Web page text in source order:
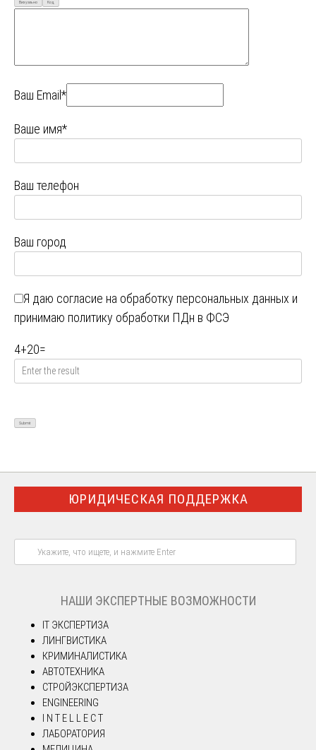
Визуально Код
Ваш Email*
Ваше имя*
Ваш телефон
Ваш город
Я даю согласие на обработку персональных данных и
принимаю политику обработки ПДн в ФСЭ
4+20=
ЮРИДИЧЕСКАЯ ПОДДЕРЖКА
НАШИ ЭКСПЕРТНЫЕ ВОЗМОЖНОСТИ
IT ЭКСПЕРТИЗА
ЛИНГВИСТИКА
КРИМИНАЛИСТИКА
АВТОТЕХНИКА
СТРОЙЭКСПЕРТИЗА
ENGINEERING
I N T E L L E C T
ЛАБОРАТОРИЯ